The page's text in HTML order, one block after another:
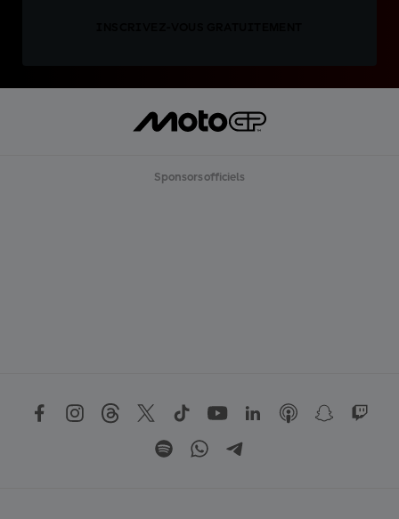
Sponsors officiels